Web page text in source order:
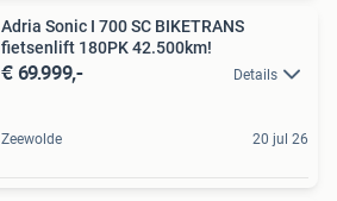
Adria Sonic I 700 SC BIKETRANS
fietsenlift 180PK 42.500km!
€ 69.999,- Details
Zeewolde 20 jul 26